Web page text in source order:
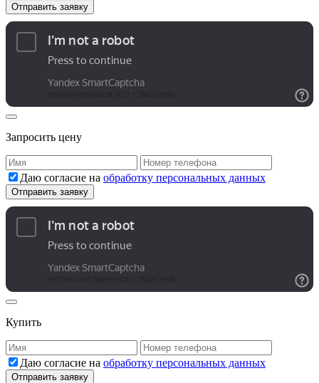
Запросить цену
Даю согласие на обработку персональных данных
Купить
Даю согласие на обработку персональных данных